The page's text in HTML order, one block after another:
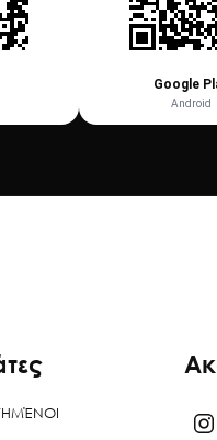
Google
Android